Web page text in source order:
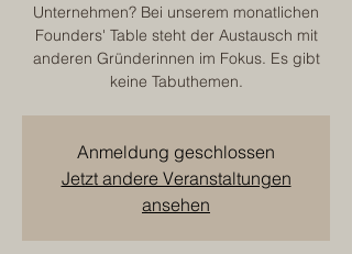
Unternehmen? Bei unserem monatlichen
Founders' Table steht der Austausch mit
anderen Gründerinnen im Fokus. Es gibt
keine Tabuthemen.
Anmeldung geschlossen
Jetzt andere Veranstaltungen
ansehen